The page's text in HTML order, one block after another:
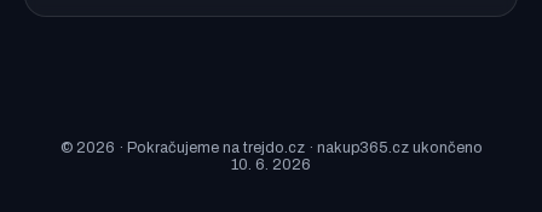
© 2026 · Pokračujeme na trejdo.cz · nakup365.cz ukončeno
10. 6. 2026